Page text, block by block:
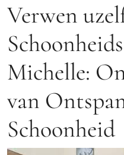
Verwen
Michelle:
van
Schoonheid